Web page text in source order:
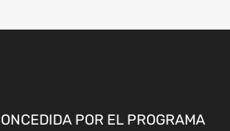
POR EL PROGRAMA